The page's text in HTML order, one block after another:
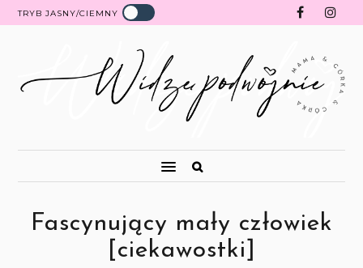
TRYB JASNY/CIEMNY
Fascynujący mały człowiek
[ciekawostki]